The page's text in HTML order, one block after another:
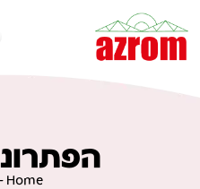
Home
-